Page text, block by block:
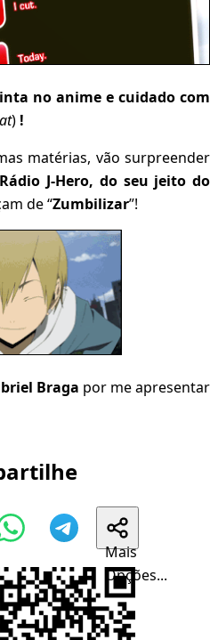
no anime e cuidado com
) !
matérias, vão surpreender
J-Hero, do seu jeito do
de “Zumbilizar”!
Braga por me apresentar
Mais
Opções...